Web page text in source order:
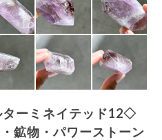
ターミネイテッド12◇
鉱物・パワーストーン